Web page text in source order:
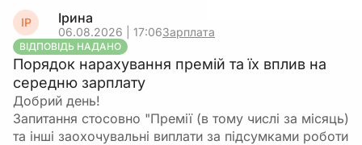
можете подати цього ж працівника на
бронювання повторно.Важливо лише, щоб на
момент подання заявки він відповідав усім
критеріям для бронювання і щоб не було
перевищення встановленого відсотка
заброньованих.
Підсумок:повторне бронювання того самого
ІР Ірина
06.08.2026 | 17:06Зарплата
ВІДПОВІДЬ НАДАНО
Порядок нарахування премій та їх вплив на
середню зарплату
Добрий день!
Запитання стосовно "Премії (в тому числі за місяць)
та інші заохочувальні виплати за підсумками роботи